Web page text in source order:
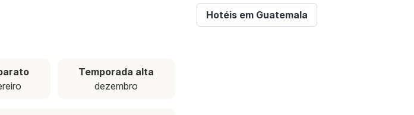
Temporada alta
dezembro
Hotéis em Guatemala